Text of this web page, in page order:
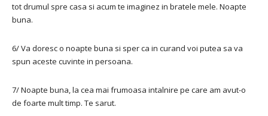
tot drumul spre casa si acum te imaginez in bratele mele. Noapte
buna.
6/ Va doresc o noapte buna si sper ca in curand voi putea sa va
spun aceste cuvinte in persoana.
7/ Noapte buna, la cea mai frumoasa intalnire pe care am avut-o
de foarte mult timp. Te sarut.